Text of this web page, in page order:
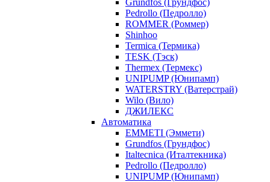
Grundfos (Грундфос)
Pedrollo (Педролло)
ROMMER (Роммер)
Shinhoo
Termica (Термика)
TESK (Тэск)
Thermex (Термекс)
UNIPUMP (Юнипамп)
WATERSTRY (Ватерстрай)
Wilo (Вило)
ДЖИЛЕКС
Автоматика
EMMETI (Эммети)
Grundfos (Грундфос)
Italtecnica (Италтекника)
Pedrollo (Педролло)
UNIPUMP (Юнипамп)